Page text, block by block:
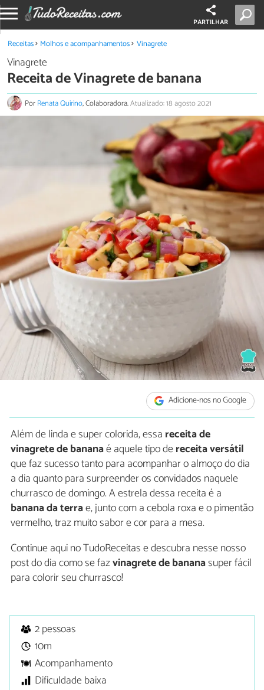
PARTILHAR
Receitas Molhos e acompanhamentos Vinagrete
Vinagrete
Receita de Vinagrete de banana
PorRenata Quirino, Colaboradora.Atualizado: 18 agosto 2021
Adicione-nos no Google
Além de linda e super colorida, essa receita de
vinagrete de bananaé aquele tipo dereceita versátil
que faz sucesso tanto para acompanhar o almoço do dia
a dia quanto para surpreender os convidados naquele
churrasco de domingo. A estrela dessa receita é a
banana da terrae, junto com a cebola roxa e o pimentão
vermelho, traz muito sabor e cor para a mesa.
Continue aqui no TudoReceitas e descubra nesse nosso
post do dia como se fazvinagrete de bananasuper fácil
para colorir seu churrasco!
2 pessoas
10m
Acompanhamento
Dificuldade baixa